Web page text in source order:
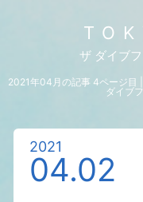
ザ ダイブ
2021年04月の記事 4ページ目
ダイブ
2021
04.02